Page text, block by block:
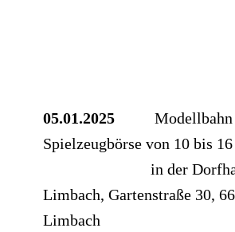
05.01.2025
Modellbahn
Spielzeugbörse von 10 bis
in der
Limbach, Gartenstraße 30,
Limbach